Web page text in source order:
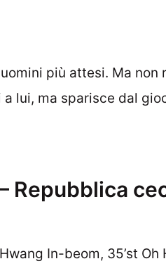
più attesi. Ma
lui, ma sparisce dal
Repubblica
Hwang In-beom, 35’st